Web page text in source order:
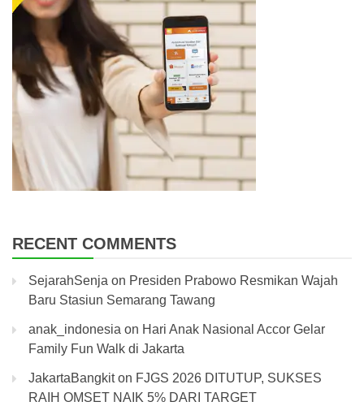
RECENT COMMENTS
SejarahSenja on Presiden Prabowo Resmikan Wajah
Baru Stasiun Semarang Tawang
anak_indonesia on Hari Anak Nasional Accor Gelar
Family Fun Walk di Jakarta
JakartaBangkiton FJGS 2026 DITUTUP, SUKSES
RAIH OMSET NAIK 5% DARI TARGET